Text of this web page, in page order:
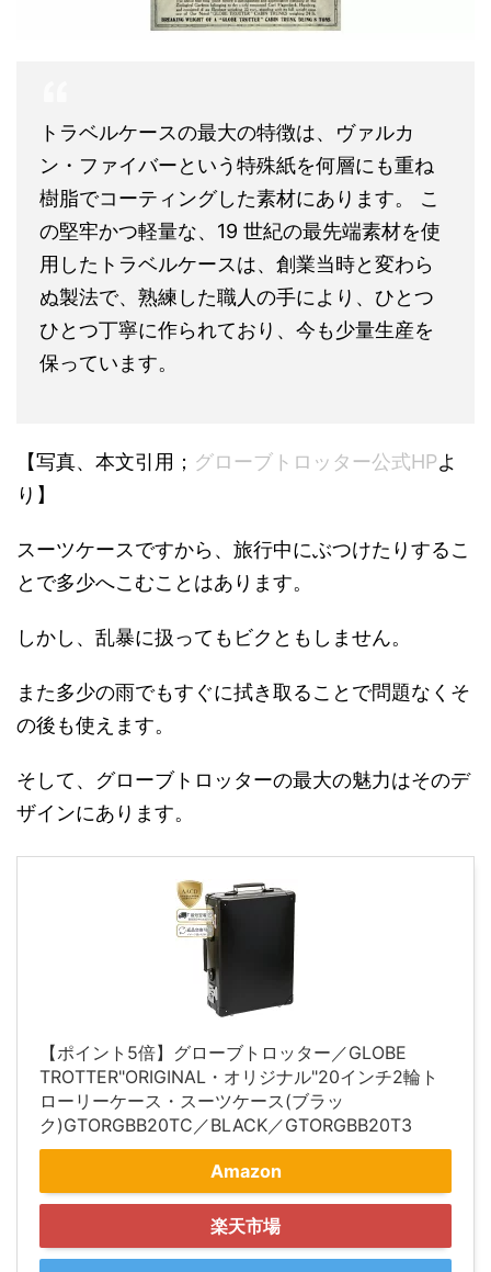
トラベルケースの最大の特徴は、ヴァルカ
ン・ファイバーという特殊紙を何層にも重ね
樹脂でコーティングした素材にあります。 こ
の堅牢かつ軽量な、19 世紀の最先端素材を使
用したトラベルケースは、創業当時と変わら
ぬ製法で、熟練した職人の手により、ひとつ
ひとつ丁寧に作られており、今も少量生産を
保っています。
【写真、本文引用； グローブトロッター公式HPよ
り】
スーツケースですから、旅行中にぶつけたりするこ
とで多少へこむことはあります。
しかし、乱暴に扱ってもビクともしません。
また多少の雨でもすぐに拭き取ることで問題なくそ
の後も使えます。
そして、グローブトロッターの最大の魅力はそのデ
ザインにあります。
【ポイント5倍】グローブトロッター／GLOBE
TROTTER"ORIGINAL・オリジナル"20インチ2輪ト
ローリーケース・スーツケース(ブラッ
ク)GTORGBB20TC／BLACK／GTORGBB20T3
Amazon
楽天市場